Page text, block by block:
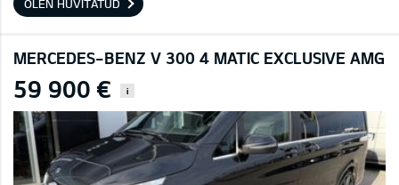
OLEN HUVITATUD
MERCEDES-BENZ V 300 4 MATIC EXCLUSIVE AMG
59 900 € i